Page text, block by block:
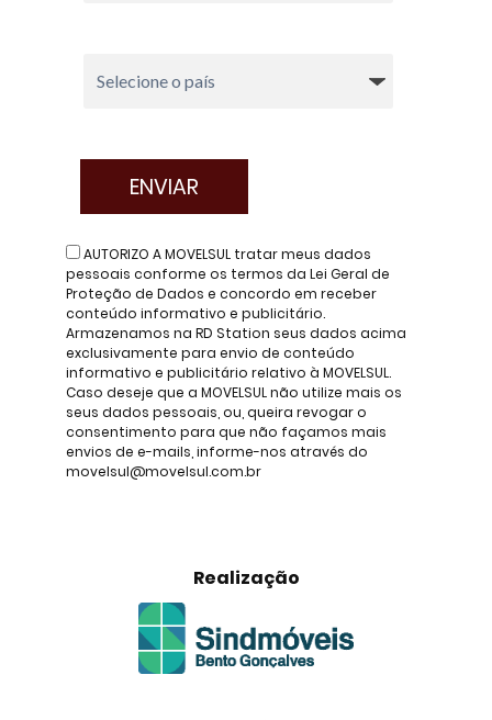
AUTORIZO A MOVELSUL tratar meus dados
pessoais conforme os termos da Lei Geral de
Proteção de Dados e concordo em receber
conteúdo informativo e publicitário.
Armazenamos na RD Station seus dados acima
exclusivamente para envio de conteúdo
informativo e publicitário relativo à MOVELSUL.
Caso deseje que a MOVELSUL não utilize mais os
seus dados pessoais, ou, queira revogar o
consentimento para que não façamos mais
envios de e-mails, informe-nos através do
movelsul@movelsul.com.br
Realização